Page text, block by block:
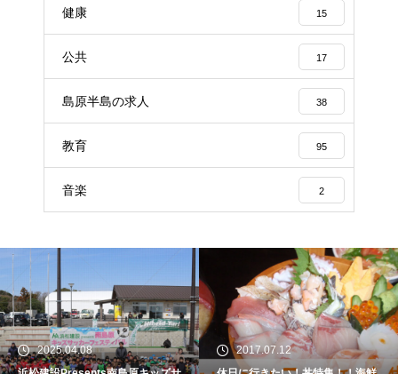
健康 15
公共 17
島原半島の求人 38
教育 95
音楽 2
2025.04.08
2017.07.12